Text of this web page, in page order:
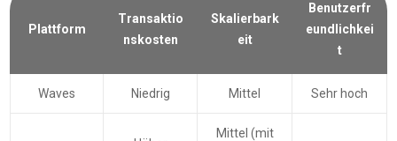
Plattform
Transaktio
nskosten
Skalierbark
eit
Benutzerfr
eundlichkei
t
Waves Niedrig Mittel Sehr hoch
Mittel (mit